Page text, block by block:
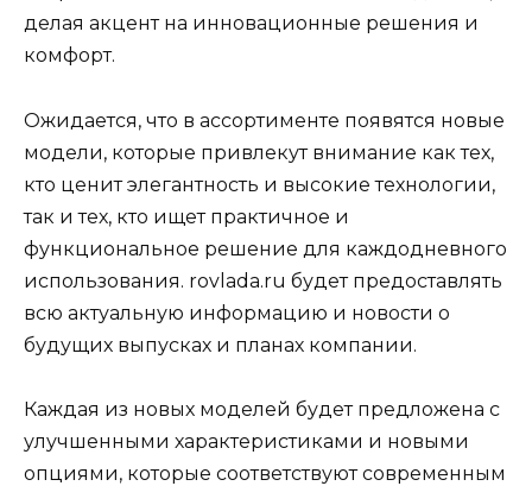
делая акцент на инновационные решения и
комфорт.
Ожидается, что в ассортименте появятся новые
модели, которые привлекут внимание как тех,
кто ценит элегантность и высокие технологии,
так и тех, кто ищет практичное и
функциональное решение для каждодневного
использования. rovlada.ru будет предоставлять
всю актуальную информацию и новости о
будущих выпусках и планах компании.
Каждая из новых моделей будет предложена с
улучшенными характеристиками и новыми
опциями, которые соответствуют современным